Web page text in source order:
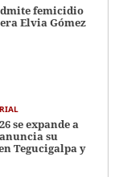
femicidio
Elvia Gómez
se expande a
su
Tegucigalpa y